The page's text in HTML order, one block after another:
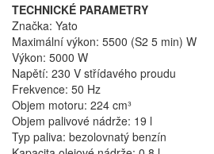
TECHNICKÉ PARAMETRY
Značka: Yato
Maximální výkon: 5500 (S2 5 min) W
Výkon: 5000 W
Napětí: 230 V střídavého proudu
Frekvence: 50 Hz
Objem motoru: 224 cm³
Objem palivové nádrže: 19 l
Typ paliva: bezolovnatý benzín